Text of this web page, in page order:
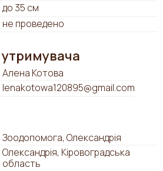
до 35 см
не проведено
утримувача
Алена Котова
lenakotowa120895@gmail.com
Зоодопомога, Олександрія
Олександрія, Кіровоградська
область